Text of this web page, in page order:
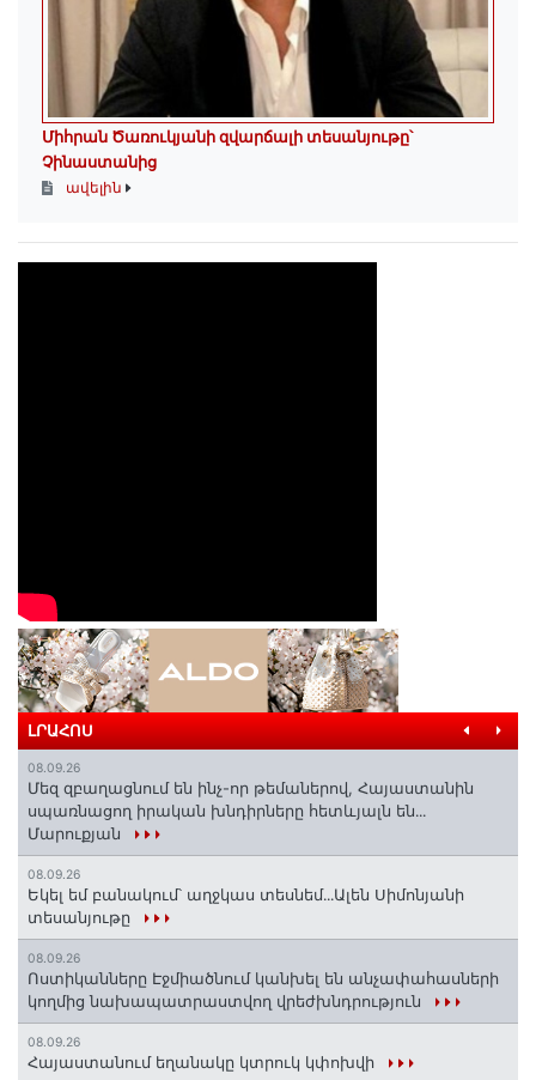
Միհրան Ծառուկյանի զվարճալի տեսանյութը՝
Չինաստանից
ավելին
ԼՐԱՀՈՍ
08.09.26
Մեզ զբաղացնում են ինչ-որ թեմաներով, Հայաստանին
սպառնացող իրական խնդիրները հետևյալն են․․․
Մարուքյան
08.09.26
Եկել եմ բանակում՝ աղջկաս տեսնեմ․․․Ալեն Սիմոնյանի
տեսանյութը
08.09.26
Ոստիկանները Էջմիածնում կանխել են անչափահասների
կողմից նախապատրաստվող վրեժխնդրություն
08.09.26
Հայաստանում եղանակը կտրուկ կփոխվի